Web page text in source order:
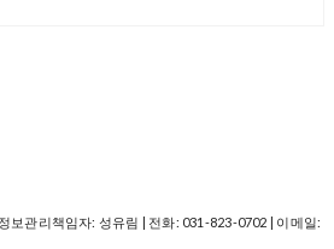
보관리책임자: 성유림 | 전화: 031-823-0702 | 이메일: